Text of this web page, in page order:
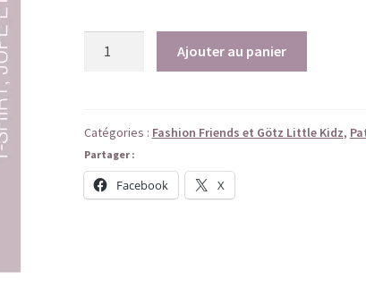
-
T-
shirt
,
Ajouter au panier
Catégories : Fashion Friends et Götz Little Kidz,
Partager :
Facebook X